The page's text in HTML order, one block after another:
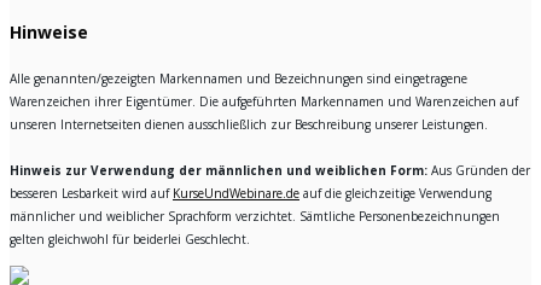
Hinweise
Alle genannten/gezeigten Markennamen und Bezeichnungen sind eingetragene
Warenzeichen ihrer Eigentümer. Die aufgeführten Markennamen und Warenzeichen auf
unseren Internetseiten dienen ausschließlich zur Beschreibung unserer Leistungen.
Hinweis zur Verwendung der männlichen und weiblichen Form: Aus Gründen der
besseren Lesbarkeit wird auf KurseUndWebinare.de auf die gleichzeitige Verwendung
männlicher und weiblicher Sprachform verzichtet. Sämtliche Personenbezeichnungen
gelten gleichwohl für beiderlei Geschlecht.